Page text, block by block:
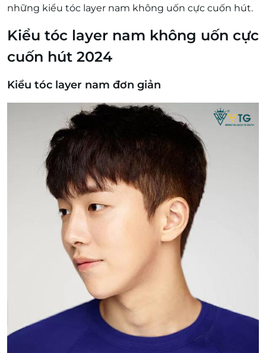
những kiểu tóc layer nam không uốn cực cuốn hút.
Kiểu tóc layer nam không uốn cực
cuốn hút 2024
Kiểu tóc layer nam đơn giản